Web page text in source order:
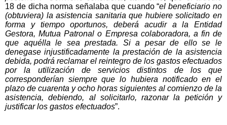
18 de dicha norma señalaba que cuando “el beneficiario no
(obtuviera) la asistencia sanitaria que hubiere solicitado en
forma y tiempo oportunos, deberá acudir a la Entidad
Gestora, Mutua Patronal o Empresa colaboradora, a fin de
que aquélla le sea prestada. Si a pesar de ello se le
denegase injustificadamente la prestación de la asistencia
debida, podrá reclamar el reintegro de los gastos efectuados
por la utilización de servicios distintos de los que
corresponderían siempre que lo hubiera notificado en el
plazo de cuarenta y ocho horas siguientes al comienzo de la
asistencia, debiendo, al solicitarlo, razonar la petición y
justificar los gastos efectuados”.